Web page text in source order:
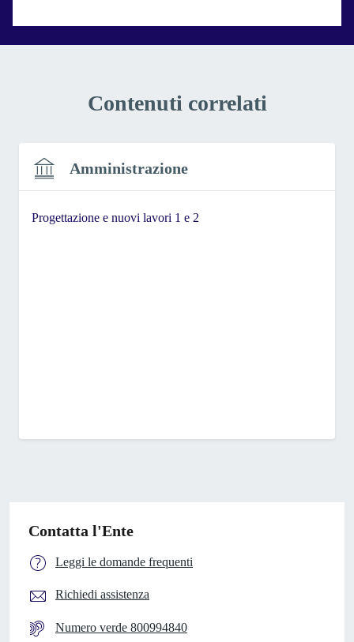
Contenuti correlati
Amministrazione
Progettazione e nuovi lavori 1 e 2
Contatta l'Ente
Leggi le domande frequenti
Richiedi assistenza
Numero verde 800994840